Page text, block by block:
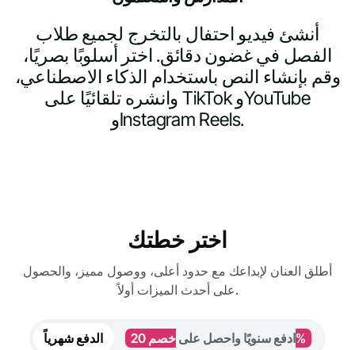
أنشئ فيديو احتفال بالتخرج لجميع طلاب
الفصل في غضون دقائق. اختر أسلوبًا بصريًا،
وقم بإنشاء النص باستخدام الذكاء الاصطناعي،
وانشره تلقائيًا على TikTok وYouTube
وInstagram Reels.
اختر خطتك
أطلق العنان لإبداعك مع حدود أعلى، ووصول مميز، والحصول
على أحدث الميزات أولاً.
الدفع شهرياً ادفع سنويًا واحصل علىخصم 20%